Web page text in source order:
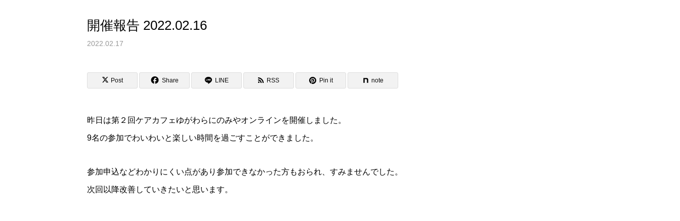
開催報告 2022.02.16
2022.02.17
Post Share LINE RSS Pin it note
昨日は第２回ケアカフェゆがわらにのみやオンラインを開催しました。
9名の参加でわいわいと楽しい時間を過ごすことができました。
参加申込などわかりにくい点があり参加できなかった方もおられ、すみませんでした。
次回以降改善していきたいと思います。